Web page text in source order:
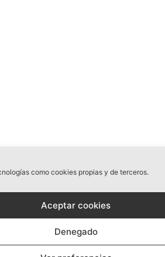
como cookies propias y de terceros.
Aceptar cookies
Denegado